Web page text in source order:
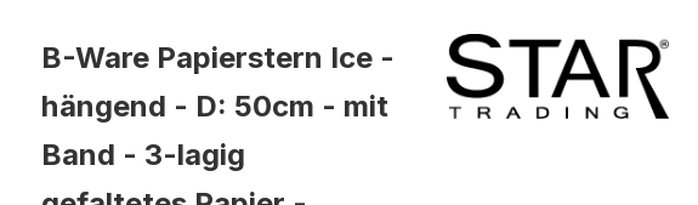
B-Ware Papierstern Ice -
hängend - D: 50cm - mit
Band - 3-lagig